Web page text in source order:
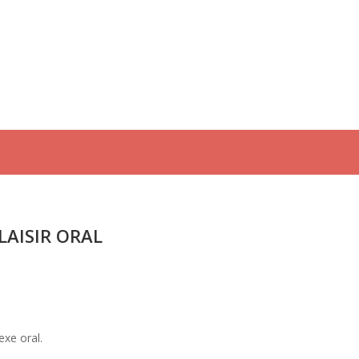
ORAL
oral.